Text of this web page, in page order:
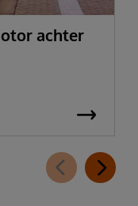
achter